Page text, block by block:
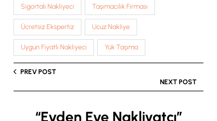
Sigortalı Nakliyeci Taşımacılık Firması
Ücretsiz Ekspertiz Ucuz Nakliye
Uygun Fiyatlı Nakliyeci Yük Taşıma
PREV POST
NEXT POST
“Evden Eve Nakliyatçı”